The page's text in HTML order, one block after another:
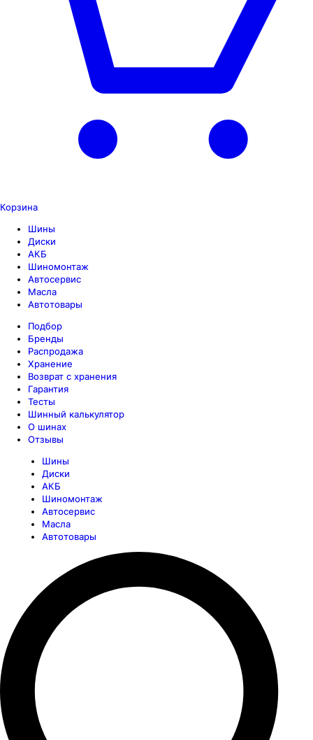
Корзина
Шины
Диски
АКБ
Шиномонтаж
Автосервис
Масла
Автотовары
Подбор
Бренды
Распродажа
Хранение
Возврат с хранения
Гарантия
Тесты
Шинный калькулятор
О шинах
Отзывы
Шины
Диски
АКБ
Шиномонтаж
Автосервис
Масла
Автотовары